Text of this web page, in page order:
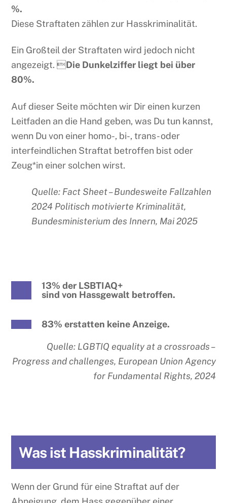
%.
Diese Straftaten zählen zur Hasskriminalität.
Ein Großteil der Straftaten wird jedoch nicht
angezeigt. Die Dunkelziffer liegt bei über
80%.
Auf dieser Seite möchten wir Dir einen kurzen
Leitfaden an die Hand geben, was Du tun kannst,
wenn Du von einer homo-, bi-, trans- oder
interfeindlichen Straftat betroffen bist oder
Zeug*in einer solchen wirst.
Quelle: Fact Sheet – Bundesweite Fallzahlen
2024 Politisch motivierte Kriminalität,
Bundesministerium des Innern, Mai 2025
13% der LSBTIAQ+
sind von Hassgewalt betroffen.
83% erstatten keine Anzeige.
Quelle: LGBTIQ equality at a crossroads –
Progress and challenges, European Union Agency
for Fundamental Rights, 2024
Was ist Hasskriminalität?
Wenn der Grund für eine Straftat auf der